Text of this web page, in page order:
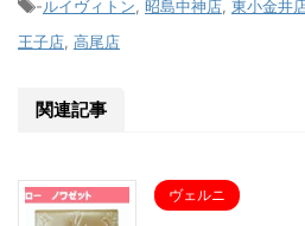
-ルイヴィトン 昭島中神店 東小金井
王子店 高尾店
関連記事
ヴェルニ